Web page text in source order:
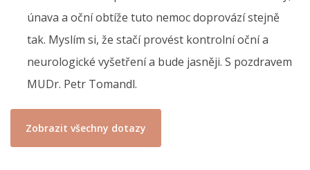
únava a oční obtíže tuto nemoc doprovází stejně
tak. Myslím si, že stačí provést kontrolní oční a
neurologické vyšetření a bude jasněji. S pozdravem
MUDr. Petr Tomandl.
Zobrazit všechny dotazy